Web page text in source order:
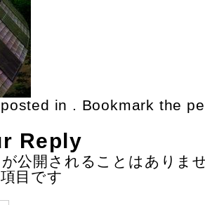
in . Bookmark the
Reply
公開されることはありま
目です